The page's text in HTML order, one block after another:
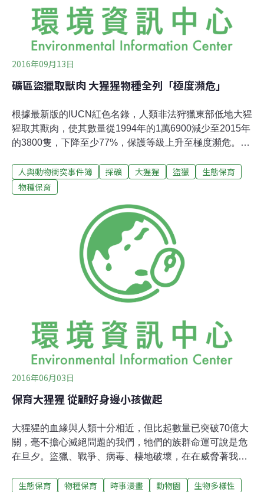
2016年09月13日
礦區盜獵取獸肉 大猩猩物種全列「極度瀕危」
根據最新版的IUCN紅色名錄，人類非法狩獵東部低地大猩
猩取其獸肉，使其數量從1994年的1萬6900減少至2015年
的3800隻，下降至少77%，保護等級上升至極度瀕危。大
BY-NC-ND 2.0）。二物種四亞種 大猩猩全部瀕危9月1日
是世界自然保育聯盟（International Union for the
的世界保育大會首次在美國舉辦，來自全球192國的代表
齊聚檀香山參加大會。大會上發表的報告指出，許多大猩
猩物種存續狀況非常危急。大猩猩有東部大猩猩和西部大
猩猩兩個物種，兩個物種各有兩個亞種。東部大猩猩包括
東部低地大猩猩（Gorilla beringei graueri）和山地大猩猩
（Gorilla beringei beringei）；西部大猩猩包
人與動物衝突事件簿 採礦 大猩猩 盜獵
生態保育
物種保育
2016年06月03日
保育大猩猩 從顧好身邊小孩做起
大猩猩的血緣與人類十分相近，但比起數量已突破70億大
關，毫不擔心滅絕問題的我們，牠們的族群命運可說是危
在旦夕。盜獵、戰爭、病毒、棲地破壞，在在威脅著我們
動物園吧！如果野外族群危險到不行，至少這艘方舟上的
生態保育 物種保育 時事漫畫 動物園
生物多樣性